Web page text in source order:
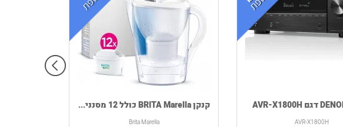
קנקן BRITA Marella כולל 12 מסנני...
Brita Marella AVR-X1800H